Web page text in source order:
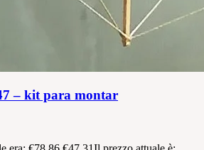
– kit para montar